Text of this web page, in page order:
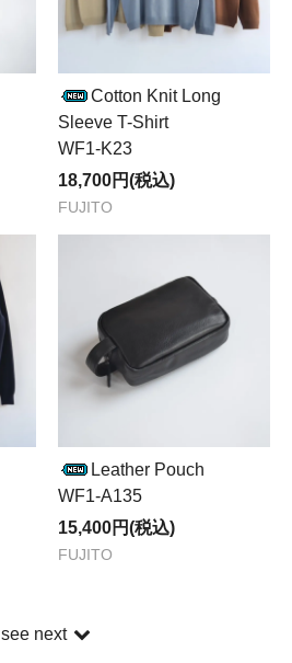
Cotton Knit Long
Sleeve T-Shirt
WF1-K23
18,700円(税込)
FUJITO
Leather Pouch
WF1-A135
15,400円(税込)
FUJITO
see next